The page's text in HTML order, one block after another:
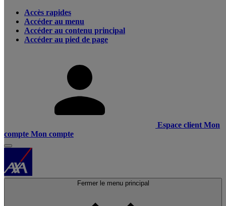
Accès rapides
Accéder au menu
Accéder au contenu principal
Accéder au pied de page
Espace client Mon
compte Mon compte
Fermer le menu principal